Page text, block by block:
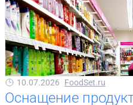
10.07.2026 FoodSet.ru
Оснащение